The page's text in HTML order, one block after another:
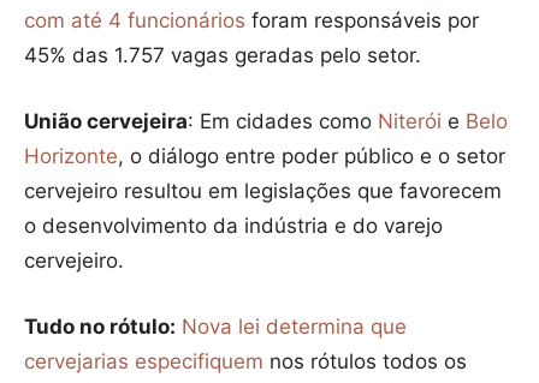
com até 4 funcionários foram responsáveis por
45% das 1.757 vagas geradas pelo setor.
União cervejeira: Em cidades como Niterói e Belo
Horizonte, o diálogo entre poder público e o setor
cervejeiro resultou em legislações que favorecem
o desenvolvimento da indústria e do varejo
cervejeiro.
Tudo no rótulo: Nova lei determina que
cervejarias especifiquem nos rótulos todos os